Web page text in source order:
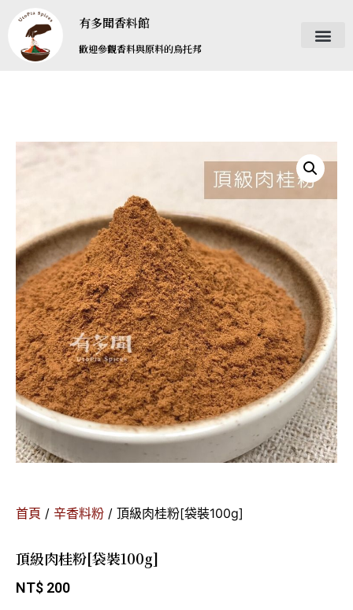
有多聞香料館
歡迎參觀香料與原料的烏托邦
首頁 / 辛香料粉 / 頂級肉桂粉[袋裝100g]
頂級肉桂粉[袋裝100g]
NT$ 200